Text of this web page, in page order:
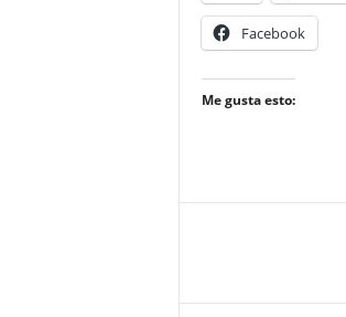
Facebook
Me gusta esto: